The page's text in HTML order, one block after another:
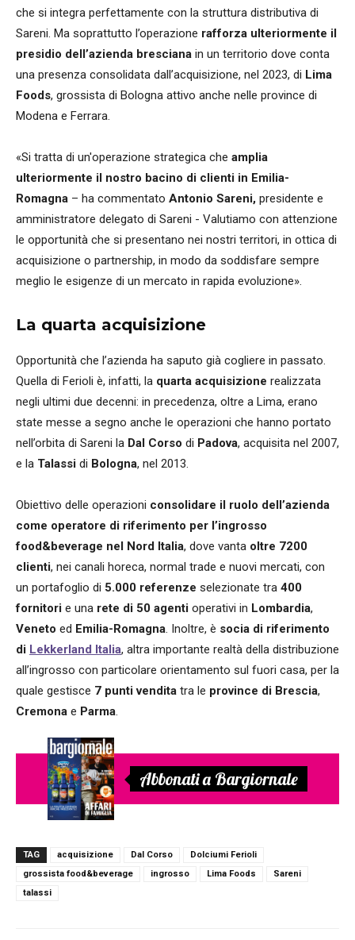
che si integra perfettamente con la struttura distributiva di
Sareni. Ma soprattutto l’operazione rafforza ulteriormente il
presidio dell’azienda bresciana in un territorio dove conta
una presenza consolidata dall’acquisizione, nel 2023, di Lima
Foods, grossista di Bologna attivo anche nelle province di
Modena e Ferrara.
«Si tratta di un'operazione strategica che amplia
ulteriormente il nostro bacino di clienti in Emilia-
Romagna – ha commentato Antonio Sareni, presidente e
amministratore delegato di Sareni - Valutiamo con attenzione
le opportunità che si presentano nei nostri territori, in ottica di
acquisizione o partnership, in modo da soddisfare sempre
meglio le esigenze di un mercato in rapida evoluzione».
La quarta acquisizione
Opportunità che l’azienda ha saputo già cogliere in passato.
Quella di Ferioli è, infatti, la quarta acquisizione realizzata
negli ultimi due decenni: in precedenza, oltre a Lima, erano
state messe a segno anche le operazioni che hanno portato
nell’orbita di Sareni la Dal Corso di Padova, acquisita nel 2007,
e la Talassi di Bologna, nel 2013.
Obiettivo delle operazioni consolidare il ruolo dell’azienda
come operatore di riferimento per l’ingrosso
food&beverage nel Nord Italia, dove vanta oltre 7200
clienti, nei canali horeca, normal trade e nuovi mercati, con
un portafoglio di 5.000 referenze selezionate tra 400
fornitori e una rete di 50 agenti operativi in Lombardia,
Veneto ed Emilia-Romagna. Inoltre, è socia di riferimento
di Lekkerland Italia, altra importante realtà della distribuzione
all’ingrosso con particolare orientamento sul fuori casa, per la
quale gestisce 7 punti vendita tra le province di Brescia,
Cremona e Parma.
Abbonati a Bargiornale
TAG acquisizione Dal Corso
Dolciumi Ferioli
grossista food&beverage
ingrosso Lima Foods
Sareni
talassi